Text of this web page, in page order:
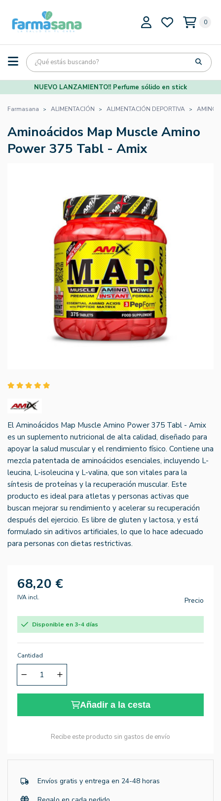
0
NUEVO LANZAMIENTO!! Perfume sólido en stick
Farmasana ALIMENTACIÓN ALIMENTACIÓN DEPORTIVA
Aminoácidos Map Muscle Amino
Power 375 Tabl - Amix
El Aminoácidos Map Muscle Amino Power 375 Tabl - Amix
es un suplemento nutricional de alta calidad, diseñado para
apoyar la salud muscular y el rendimiento físico. Contiene una
mezcla patentada de aminoácidos esenciales, incluyendo L-
leucina, L-isoleucina y L-valina, que son vitales para la
síntesis de proteínas y la recuperación muscular. Este
producto es ideal para atletas y personas activas que
buscan mejorar su rendimiento y acelerar su recuperación
después del ejercicio. Es libre de gluten y lactosa, y está
formulado sin aditivos artificiales, lo que lo hace adecuado
para personas con dietas restrictivas.
68,20 €
IVA incl. Precio
Disponible en 3-4 días
Cantidad
Añadir a la cesta
Recibe este producto sin gastos de envío
Envíos gratis y entrega en 24-48 horas